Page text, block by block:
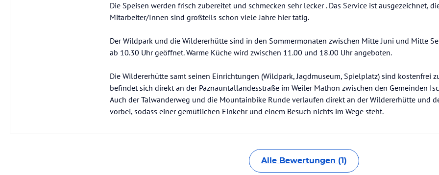
Die Speisen werden frisch zubereitet und schmecken sehr lecker . Das Service ist ausgezeichnet,
Mitarbeiter/Innen sind großteils schon viele Jahre hier tätig.
Der Wildpark und die Wildererhütte sind in den Sommermonaten zwischen Mitte Juni und Mitte
ab 10.30 Uhr geöffnet. Warme Küche wird zwischen 11.00 und 18.00 Uhr angeboten.
Die Wildererhütte samt seinen Einrichtungen (Wildpark, Jagdmuseum, Spielplatz) sind kostenfrei
befindet sich direkt an der Paznauntallandesstraße im Weiler Mathon zwischen den Gemeinden
Auch der Talwanderweg und die Mountainbike Runde verlaufen direkt an der Wildererhütte und
vorbei, sodass einer gemütlichen Einkehr und einem Besuch nichts im Wege steht.
Alle Bewertungen (1)